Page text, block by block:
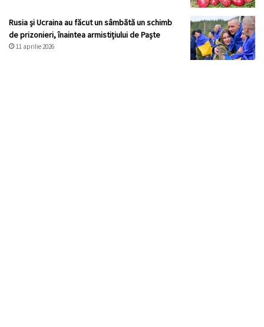
Rusia și Ucraina au făcut un sâmbătă un schimb
de prizonieri, înaintea armistițiului de Paște
11 aprilie 2026